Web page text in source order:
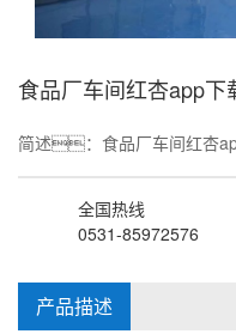
食品厂车间红杏app下
简述：食品厂车间红杏
全国热线
0531-85972576
产品描述